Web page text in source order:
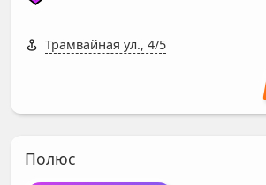
Трамвайная ул., 4/5
Полюс